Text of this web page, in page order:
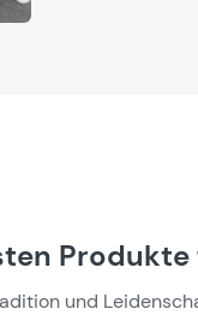
Produkte
und